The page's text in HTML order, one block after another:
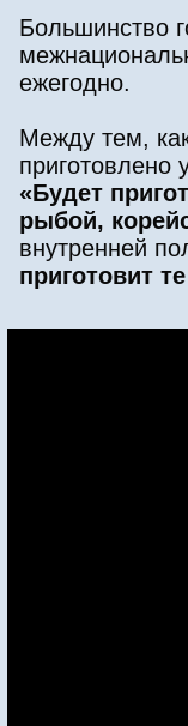
Большинство
ежегодно.
Между тем,
приготовлено
«Будет
рыбой,
внутренней
приготовит